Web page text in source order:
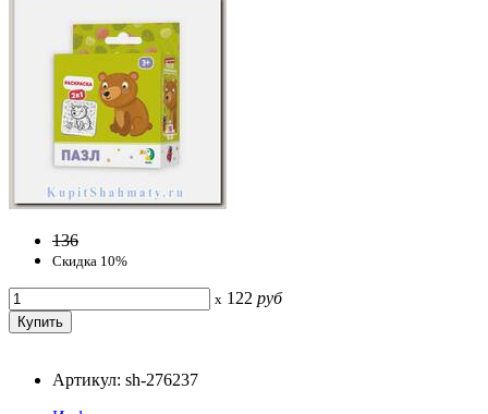
136
Скидка 10%
x 122 руб
Артикул: sh-276237